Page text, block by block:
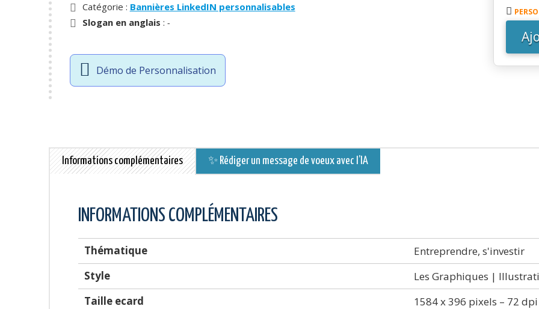
de
-
Catégorie : Bannières LinkedIN personnalisables
Slogan en anglais : -
Démo de Personnalisation
Informations complémentaires ✨ Rédiger un message de voeux avec l’IA
INFORMATIONS COMPLÉMENTAIRES
Thématique
Entreprendre, s'investir
Style
Les Graphiques |
Taille ecard
1584 x 396 pixels – 72 dpi